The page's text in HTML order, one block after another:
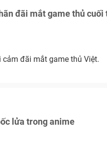
đãi mắt game thủ cuối
đãi mắt game thủ Việt.
lửa trong anime